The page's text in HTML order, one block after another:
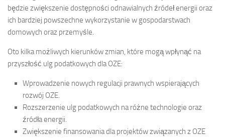
będzie zwiększenie dostępności odnawialnych źródeł energii oraz
ich bardziej powszechne wykorzystanie w gospodarstwach
domowych oraz przemyśle.
Oto kilka możliwych kierunków zmian, które mogą wpłynąć na
przyszłość ulg podatkowych dla OZE:
Wprowadzenie nowych regulacji prawnych wspierających
rozwój OZE.
Rozszerzenie ulg podatkowych na różne technologie oraz
źródła energii.
Zwiększenie finansowania dla projektów związanych z OZE